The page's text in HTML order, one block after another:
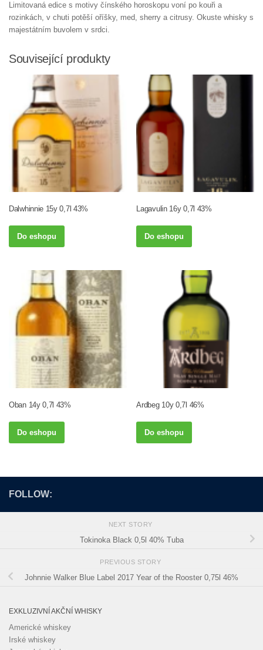
Limitovaná edice s motivy čínského horoskopu voní po kouři a
rozinkách, v chuti potěší oříšky, med, sherry a citrusy. Okuste whisky s
majestátním buvolem v srdci.
Související produkty
Dalwhinnie 15y 0,7l 43%
Do eshopu
Lagavulin 16y 0,7l 43%
Do eshopu
Oban 14y 0,7l 43%
Do eshopu
Ardbeg 10y 0,7l 46%
Do eshopu
FOLLOW:
NEXT STORY
Tokinoka Black 0,5l 40% Tuba
PREVIOUS STORY
Johnnie Walker Blue Label 2017 Year of the Rooster 0,75l 46%
EXKLUZIVNÍ AKČNÍ WHISKY
Americké whiskey
Irské whiskey